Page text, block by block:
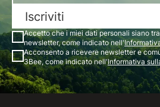
Iscriviti
Accetto che i miei dati personali siano
newsletter, come indicato nell'
Acconsento a ricevere newsletter e
3Bee, come indicato nell'Informativa